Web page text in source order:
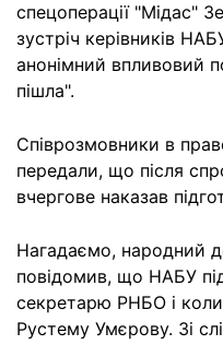
спецоперації "Мідас"
зустріч керівників
анонімний впливовий
пішла".
Співрозмовники в
передали, що після
вчергове наказав
Нагадаємо, народний
повідомив, що НАБУ
секретарю РНБО і
Рустему Умєрову. Зі